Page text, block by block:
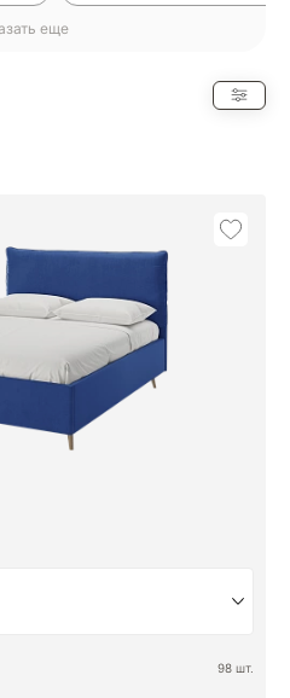
с металлическим каркасом
еще
98 шт.